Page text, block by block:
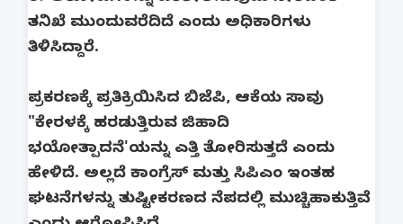
ತನಿಖೆ ಮುಂದುವರೆದಿದೆ ಎಂದು ಅಧಿಕಾರಿಗಳು
ತಿಳಿಸಿದ್ದಾರೆ.
ಪ್ರಕರಣಕ್ಕೆ ಪ್ರತಿಕ್ರಿಯಿಸಿದ ಬಿಜೆಪಿ, ಆಕೆಯ ಸಾವು
"ಕೇರಳಕ್ಕೆ ಹರಡುತ್ತಿರುವ ಜಿಹಾದಿ
ಭಯೋತ್ಪಾದನೆ'ಯನ್ನು ಎತ್ತಿ ತೋರಿಸುತ್ತದೆ ಎಂದು
ಹೇಳಿದೆ. ಅಲ್ಲದೆ ಕಾಂಗ್ರೆಸ್ ಮತ್ತು ಸಿಪಿಎಂ ಇಂತಹ
ಘಟನೆಗಳನ್ನು ತುಷ್ಟೀಕರಣದ ನೆಪದಲ್ಲಿ ಮುಚ್ಚಿಹಾಕುತ್ತಿವೆ